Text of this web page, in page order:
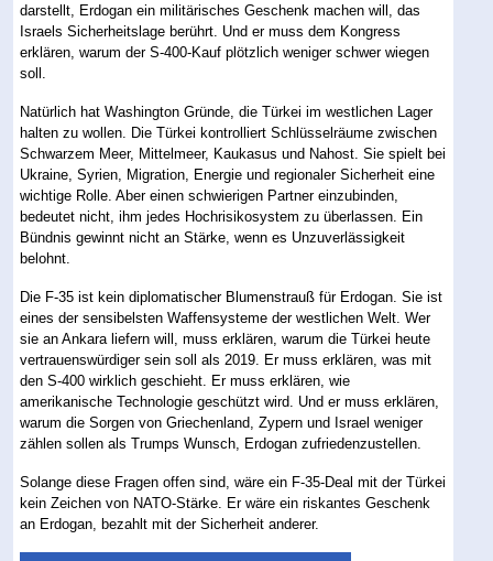
darstellt, Erdogan ein militärisches Geschenk machen will, das
Israels Sicherheitslage berührt. Und er muss dem Kongress
erklären, warum der S-400-Kauf plötzlich weniger schwer wiegen
soll.
Natürlich hat Washington Gründe, die Türkei im westlichen Lager
halten zu wollen. Die Türkei kontrolliert Schlüsselräume zwischen
Schwarzem Meer, Mittelmeer, Kaukasus und Nahost. Sie spielt bei
Ukraine, Syrien, Migration, Energie und regionaler Sicherheit eine
wichtige Rolle. Aber einen schwierigen Partner einzubinden,
bedeutet nicht, ihm jedes Hochrisikosystem zu überlassen. Ein
Bündnis gewinnt nicht an Stärke, wenn es Unzuverlässigkeit
belohnt.
Die F-35 ist kein diplomatischer Blumenstrauß für Erdogan. Sie ist
eines der sensibelsten Waffensysteme der westlichen Welt. Wer
sie an Ankara liefern will, muss erklären, warum die Türkei heute
vertrauenswürdiger sein soll als 2019. Er muss erklären, was mit
den S-400 wirklich geschieht. Er muss erklären, wie
amerikanische Technologie geschützt wird. Und er muss erklären,
warum die Sorgen von Griechenland, Zypern und Israel weniger
zählen sollen als Trumps Wunsch, Erdogan zufriedenzustellen.
Solange diese Fragen offen sind, wäre ein F-35-Deal mit der Türkei
kein Zeichen von NATO-Stärke. Er wäre ein riskantes Geschenk
an Erdogan, bezahlt mit der Sicherheit anderer.